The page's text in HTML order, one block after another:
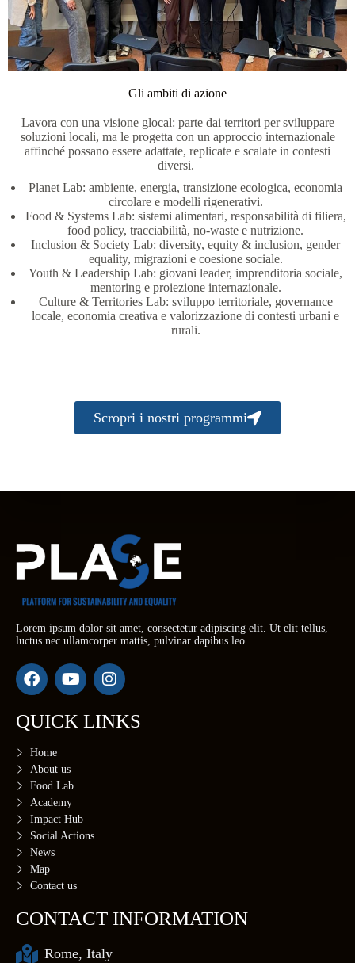
Gli ambiti di azione
Lavora con una visione glocal: parte dai territori per sviluppare
soluzioni locali, ma le progetta con un approccio internazionale
affinché possano essere adattate, replicate e scalate in contesti
diversi.
Planet Lab: ambiente, energia, transizione ecologica, economia
circolare e modelli rigenerativi.
Food & Systems Lab: sistemi alimentari, responsabilità di filiera,
food policy, tracciabilità, no-waste e nutrizione.
Inclusion & Society Lab: diversity, equity & inclusion, gender
equality, migrazioni e coesione sociale.
Youth & Leadership Lab: giovani leader, imprenditoria sociale,
mentoring e proiezione internazionale.
Culture & Territories Lab: sviluppo territoriale, governance
locale, economia creativa e valorizzazione di contesti urbani e
rurali.
Scropri i nostri programmi
Lorem ipsum dolor sit amet, consectetur adipiscing elit. Ut elit tellus,
luctus nec ullamcorper mattis, pulvinar dapibus leo.
QUICK LINKS
Home
About us
Food Lab
Academy
Impact Hub
Social Actions
News
Map
Contact us
CONTACT INFORMATION
Rome, Italy